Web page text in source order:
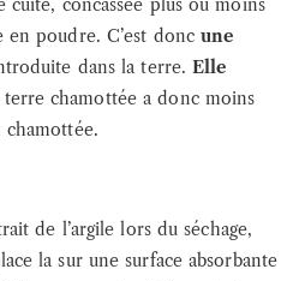
cuite, concassée plus ou moins
en poudre. C’est doncune
dans la terre.Elle
chamottée a donc moins
de l’argile lors du séchage,
la sur une surface absorbante